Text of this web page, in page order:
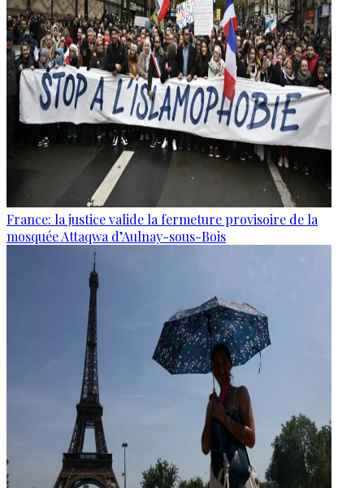
France: la justice valide la fermeture provisoire de la
mosquée Attaqwa d’Aulnay-sous-Bois